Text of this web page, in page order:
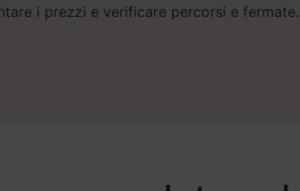
i prezzi e verificare percorsi e fermate.